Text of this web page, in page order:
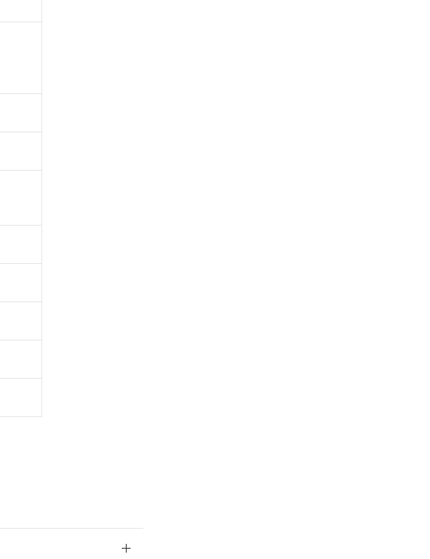
利用者の範囲」に記載されて
明するものではありません。
期間は出荷製品に未対応品が